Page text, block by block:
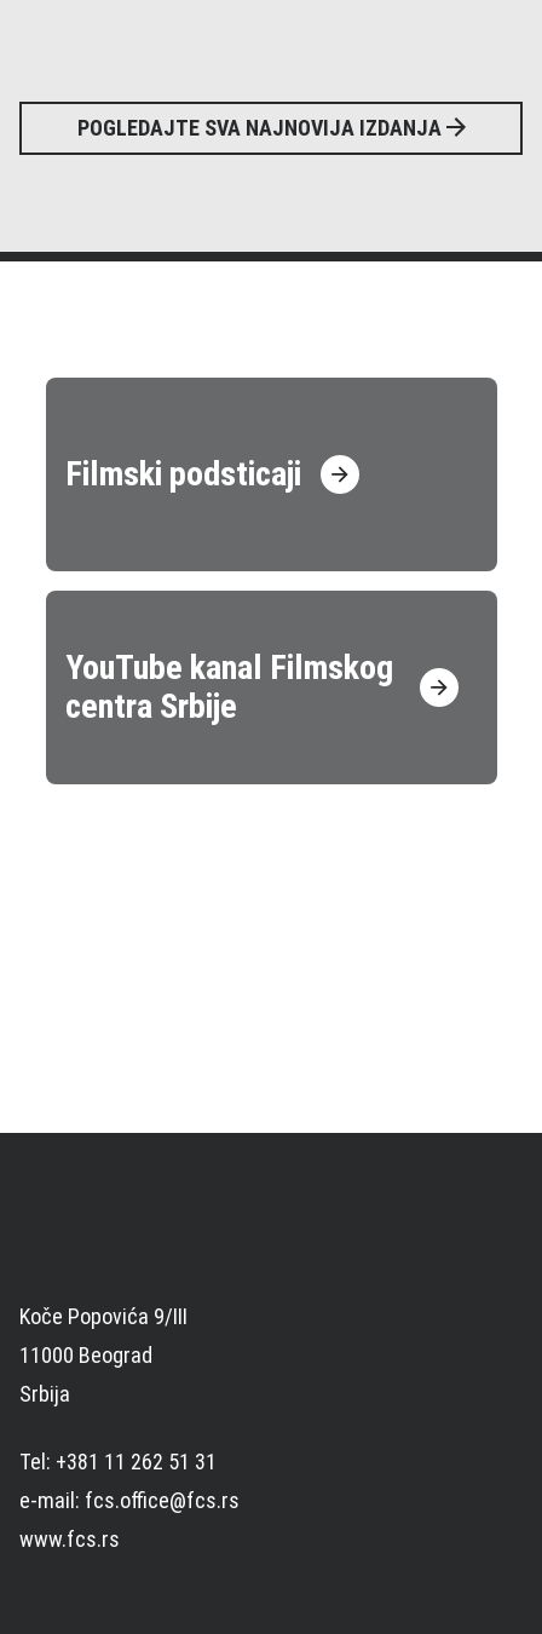
POGLEDAJTE SVA NAJNOVIJA IZDANJA
Filmski podsticaji
YouTube kanal Filmskog
centra Srbije
Koče Popovića 9/III
11000 Beograd
Srbija
Tel: +381 11 262 51 31
e-mail: fcs.office@fcs.rs
www.fcs.rs